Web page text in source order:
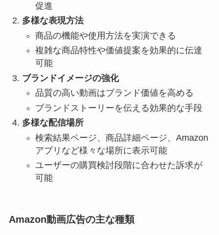
促進
多様な表現方法
商品の機能や使用方法を実演できる
複雑な商品特性や価値提案を効果的に伝達
可能
ブランドイメージの強化
品質の高い動画はブランド価値を高める
ブランドストーリーを伝える効果的な手段
多様な配信場所
検索結果ページ、商品詳細ページ、Amazon
アプリなど様々な場所に表示可能
ユーザーの購買検討段階に合わせた訴求が
可能
Amazon動画広告の主な種類